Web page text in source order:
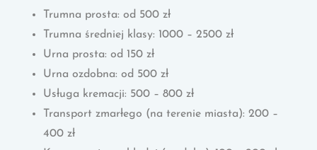
Trumna prosta: od 500 zł
Trumna średniej klasy: 1000 – 2500 zł
Urna prosta: od 150 zł
Urna ozdobna: od 500 zł
Usługa kremacji: 500 – 800 zł
Transport zmarłego (na terenie miasta): 200 –
400 zł